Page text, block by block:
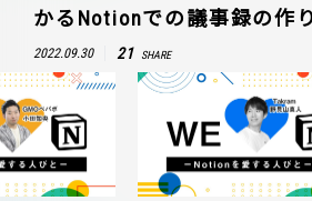
かるNotionでの議事録の作
2022.09.30 21 SHARE